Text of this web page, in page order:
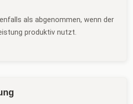
als abgenommen, wenn der
produktiv nutzt.